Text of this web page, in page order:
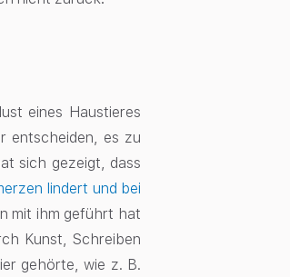
eines Haustieres
entscheiden, es zu
sich gezeigt, dass
lindert und bei
mit ihm geführt hat
Kunst, Schreiben
gehörte, wie z. B.